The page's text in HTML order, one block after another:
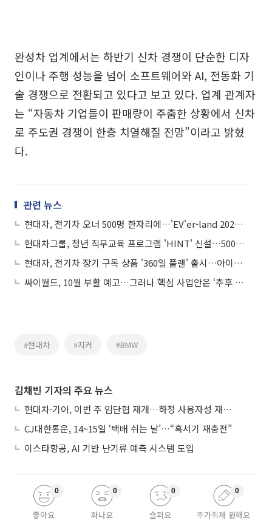
완성차 업계에서는 하반기 신차 경쟁이 단순한 디자
인이나 주행 성능을 넘어 소프트웨어와 AI, 전동화 기
술 경쟁으로 전환되고 있다고 보고 있다. 업계 관계자
는 “자동차 기업들이 판매량이 주춤한 상황에서 신차
로 주도권 경쟁이 한층 치열해질 전망”이라고 밝혔
다.
관련 뉴스
현대차, 전기차 오너 500명 한자리에…'EV'er-land 2026' 개최
현대차그룹, 청년 직무교육 프로그램 'HINT' 신설…500명 모집
현대차, 전기차 장기 구독 상품 '360일 플랜' 출시…아이오닉 5 N 월 139만원
싸이월드, 10월 부활 예고…그러나 핵심 사업안은 ‘추후 공개’
#현대차 #지커 #BMW
김채빈 기자의 주요 뉴스
현대차·기아, 이번 주 임단협 재개…하청 사용자성 재심도 ‘변수’
CJ대한통운, 14~15일 ‘택배 쉬는 날’…“혹서기 재충전”
이스타항공, AI 기반 난기류 예측 시스템 도입
좋아요
0
화나요
0
슬퍼요
0
추가취재 원해요
0